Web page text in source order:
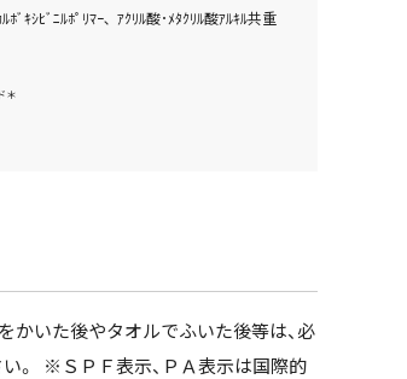
ﾎﾞｷｼﾋﾞﾆﾙﾎﾟﾘﾏｰ､ ｱｸﾘﾙ酸･ﾒﾀｸﾘﾙ酸ｱﾙｷﾙ共重
＊
かいた後やタオルでふいた後等は、必
。 ※ＳＰＦ表示、ＰＡ表示は国際的